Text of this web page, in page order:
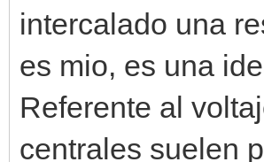
intercalado una
es mio, es una
Referente al
centrales suelen